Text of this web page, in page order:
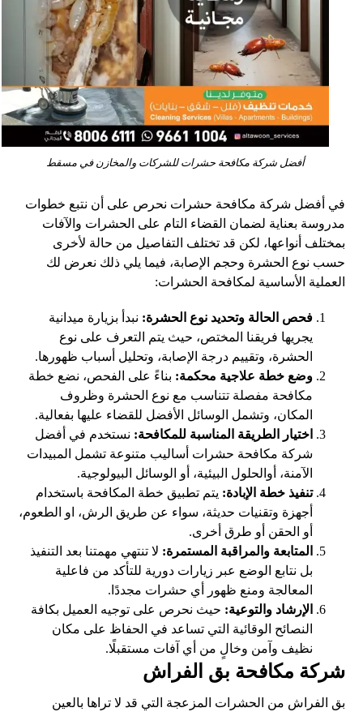
أفضل شركة مكافحة حشرات للشركات والمخازن في مسقط
في أفضل شركة مكافحة حشرات نحرص على أن نتبع خطوات
مدروسة بعناية لضمان القضاء التام على الحشرات والآفات
بمختلف أنواعها، لكن قد تختلف التفاصيل من حالة لأخرى
حسب نوع الحشرة وحجم الإصابة، فيما يلي ذلك نعرض لك
العملية الأساسية لمكافحة الحشرات:
فحص الحالة وتحديد نوع الحشرة: نبدأ بزيارة ميدانية
يجريها فريقنا المختص، حيث يتم التعرف على نوع
الحشرة، وتقييم درجة الإصابة، وتحليل أسباب ظهورها.
وضع خطة علاجية محكمة: بناءً على الفحص، نضع خطة
مكافحة مفصلة تتناسب مع نوع الحشرة وظروف
المكان، وتشمل الوسائل الأفضل للقضاء عليها بفعالية.
اختيار الطريقة المناسبة للمكافحة: نستخدم في أفضل
شركة مكافحة حشرات أساليب متنوعة تشمل المبيدات
الآمنة، أوالحلول البيئية، أو الوسائل البيولوجية.
تنفيذ خطة الإبادة: يتم تطبيق خطة المكافحة باستخدام
أجهزة وتقنيات حديثة، سواء عن طريق الرش، او الطعوم،
أو الحقن أو طرق أخرى.
المتابعة والمراقبة المستمرة: لا تنتهي مهمتنا بعد التنفيذ
بل نتابع الوضع عبر زيارات دورية للتأكد من فاعلية
المعالجة ومنع ظهور أي حشرات مجددًا.
الإرشاد والتوعية: حيث نحرص على توجيه العميل بكافة
النصائح الوقائية التي تساعد في الحفاظ على مكان
نظيف وآمن وخالٍ من أي آفات مستقبلًا.
شركة مكافحة بق الفراش
بق الفراش من الحشرات المزعجة التي قد لا تراها بالعين